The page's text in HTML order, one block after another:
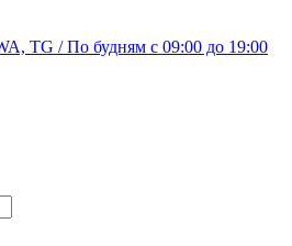
TG / По будням c 09:00 до 19:00